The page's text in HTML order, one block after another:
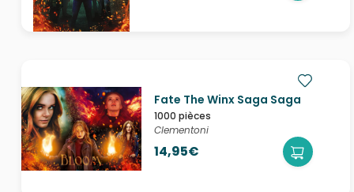
Fate The Winx Saga Saga
1000 pièces
Clementoni
14,95€